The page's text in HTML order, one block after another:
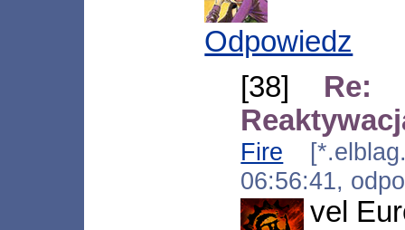
Odpowiedz
[38] Re:
Fire
06:56:41,
vel